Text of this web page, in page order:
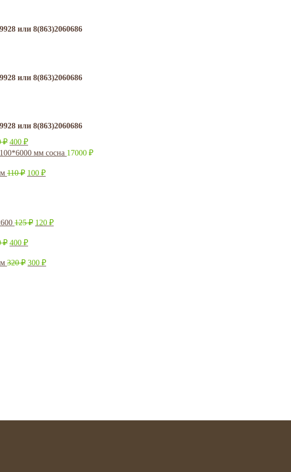
или 8(863)2060686
или 8(863)2060686
или 8(863)2060686
₽ 400 ₽
мм сосна 17000 ₽
110₽ 100 ₽
125₽ 120 ₽
₽ 400 ₽
320₽ 300 ₽